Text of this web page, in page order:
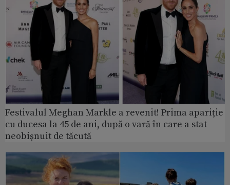
Festivalul Meghan Markle a revenit! Prima apariție
cu ducesa la 45 de ani, după o vară în care a stat
neobișnuit de tăcută